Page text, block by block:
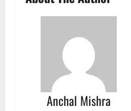
Anchal Mishra